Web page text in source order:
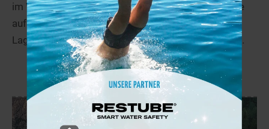
im Westen und Venedig im Osten scheint die Sonne
auf den größten der italienischen Seen, den blauen
Lago di Garda. Mediterranes Flair, Olivenhaine und...
mehr